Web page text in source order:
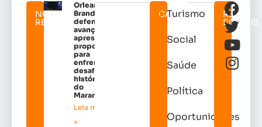
NOTICIAS
RELACIONADAS
Orleans
Brandão
defende
avanços e
apresenta
propostas
para
enfrentar
desafios
históricos
do
Maranhão
Leia mais
»
CATEGORIAS
Turismo
Social
Saúde
Política
Oportunidades
REDES
SOCIAIS